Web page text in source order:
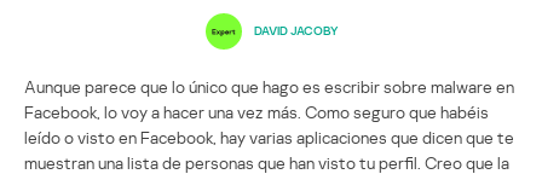
DAVID JACOBY
Aunque parece que lo único que hago es escribir sobre malware en
Facebook, lo voy a hacer una vez más. Como seguro que habéis
leído o visto en Facebook, hay varias aplicaciones que dicen que te
muestran una lista de personas que han visto tu perfil. Creo que la